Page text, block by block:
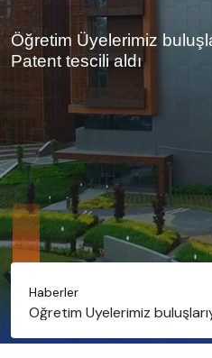
Öğretim Üyelerimiz
Patent tescili aldı
Haberler
Öğretim Üyelerimiz